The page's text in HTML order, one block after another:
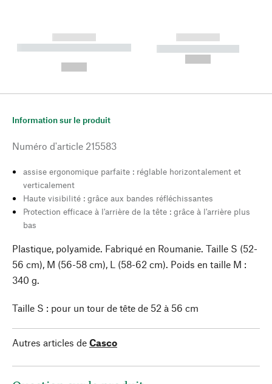
------------
----------- ----------- --------
------------
----------- -----------
Information sur le produit
Numéro d'article 215583
assise ergonomique parfaite : réglable horizontalement et
verticalement
Haute visibilité : grâce aux bandes réfléchissantes
Protection efficace à l'arrière de la tête : grâce à l'arrière plus
bas
Plastique, polyamide. Fabriqué en Roumanie. Taille S (52-
56 cm), M (56-58 cm), L (58-62 cm). Poids en taille M :
340 g.
Taille S : pour un tour de tête de 52 à 56 cm
Autres articles de Casco